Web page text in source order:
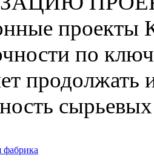
проекты
по
продолжать
фабрика